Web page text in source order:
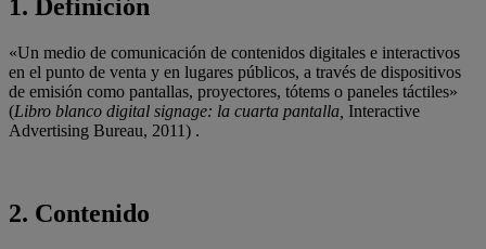
1. Definición
«Un medio de comunicación de contenidos digitales e interactivos
en el punto de venta y en lugares públicos, a través de dispositivos
de emisión como pantallas, proyectores, tótems o paneles táctiles»
(Libro blanco digital signage: la cuarta pantalla, Interactive
Advertising Bureau, 2011) .
2. Contenido